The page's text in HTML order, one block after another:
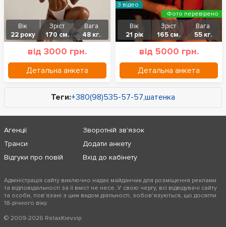
Вік
22 року
Зріст
170 см.
Вага
48 кг.
від 3000 грн.
Детальна анкета
Вік
21 рік
Зріст
165 см.
Вага
55 кг.
від 5000 грн.
Детальна анкета
З відео
Фото перевірено
Теги:+380(98)535-57-57,шатенка
Агенції
Транси
Відгуки про повій
Зворотній зв'язок
Додати анкету
Вхід до кабінету
Адміністрація сайту виключно надає майданчик для розміщення реклами
та відповідальності за її вміст не несе. У свою чергу, всі відвідувачі сайту
та особи, пов'язані з цим видом діяльності, зобов'язуються, що досягли
18-річного віку.
© 2009-2026 RelaxKiev.vip+380(98)535-57-57